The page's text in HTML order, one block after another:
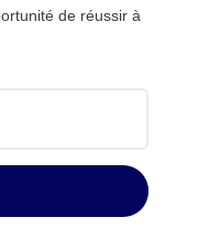
de réussir à